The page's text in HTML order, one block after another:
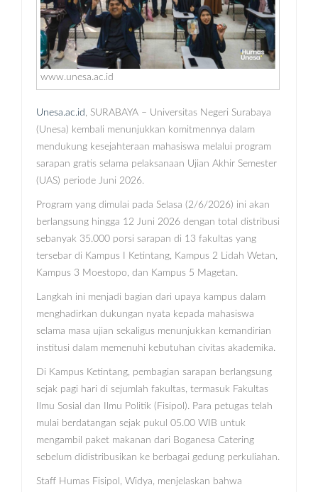
www.unesa.ac.id
Unesa.ac.id
, SURABAYA – Universitas Negeri Surabaya
(Unesa) kembali menunjukkan komitmennya dalam
mendukung kesejahteraan mahasiswa melalui program
sarapan gratis selama pelaksanaan Ujian Akhir Semester
(UAS) periode Juni 2026.
Program yang dimulai pada Selasa (2/6/2026) ini akan
berlangsung hingga 12 Juni 2026 dengan total distribusi
sebanyak 35.000 porsi sarapan di 13 fakultas yang
tersebar di Kampus I Ketintang, Kampus 2 Lidah Wetan,
Kampus 3 Moestopo, dan Kampus 5 Magetan.
Langkah ini menjadi bagian dari upaya kampus dalam
menghadirkan dukungan nyata kepada mahasiswa
selama masa ujian sekaligus menunjukkan kemandirian
institusi dalam memenuhi kebutuhan civitas akademika.
Di Kampus Ketintang, pembagian sarapan berlangsung
sejak pagi hari di sejumlah fakultas, termasuk Fakultas
Ilmu Sosial dan Ilmu Politik (Fisipol). Para petugas telah
mulai berdatangan sejak pukul 05.00 WIB untuk
mengambil paket makanan dari Boganesa Catering
sebelum didistribusikan ke berbagai gedung perkuliahan.
Staff Humas Fisipol, Widya, menjelaskan bahwa